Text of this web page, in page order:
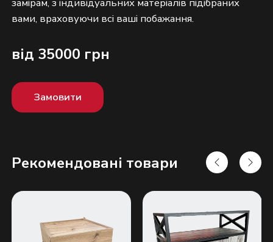
замірам, з індивідуальних матеріалів підібраних
від 35000 грн
Замовити
Рекомендовані товари